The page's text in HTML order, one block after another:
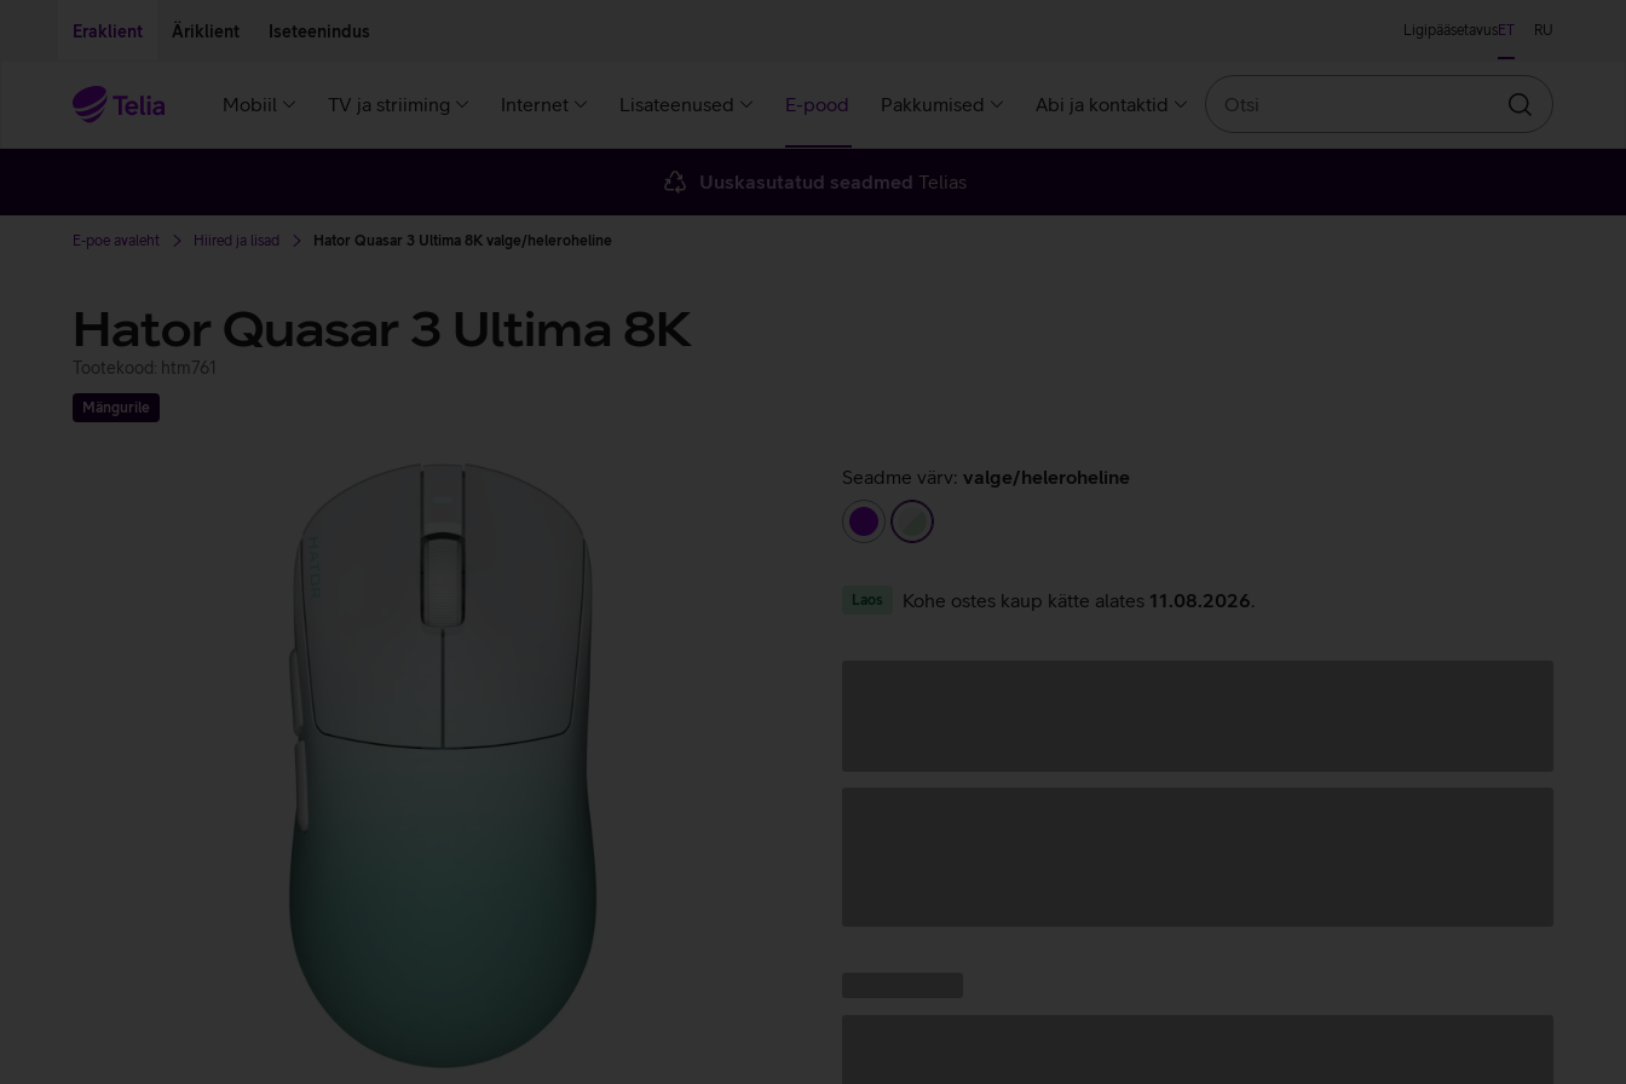
Eraklient Äriklient Iseteenindus LigipääsetavusET RU
Mobiil TV ja striiming Internet Lisateenused E-pood Pakkumised Abi ja kontaktid
Otsin
Uuskasutatud seadmed Telias
E-poe avaleht Hiired ja lisad Hator Quasar 3 Ultima 8K valge/heleroheline
Hator Quasar 3 Ultima 8K
Tootekood: htm761
Mängurile
Seadme värv: valge/heleroheline
lilla
valge/heleroheline
Laos Kohe ostes kaup kätte alates 11.08.2026